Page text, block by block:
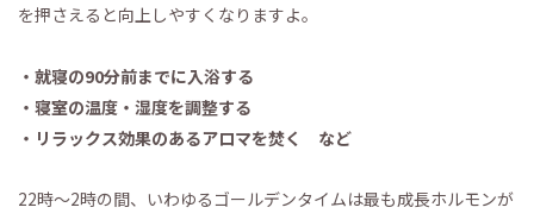
を押さえると向上しやすくなりますよ。
・就寝の90分前までに入浴する
・寝室の温度・湿度を調整する
・リラックス効果のあるアロマを焚く など
22時～2時の間、いわゆるゴールデンタイムは最も成長ホルモンが